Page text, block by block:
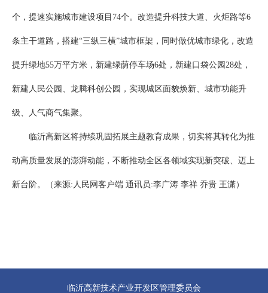
个，提速实施城市建设项目74个。改造提升科技大道、火炬路等6
条主干道路，搭建“三纵三横”城市框架，同时做优城市绿化，改造
提升绿地55万平方米，新建绿荫停车场6处，新建口袋公园28处，
新建人民公园、龙腾科创公园，实现城区面貌焕新、城市功能升
级、人气商气集聚。
临沂高新区将持续巩固拓展主题教育成果，切实将其转化为推
动高质量发展的澎湃动能，不断推动全区各领域实现新突破、迈上
新台阶。（来源:人民网客户端 通讯员:李广涛 李祥 乔贵 王潇）
临沂高新技术产业开发区管理委员会